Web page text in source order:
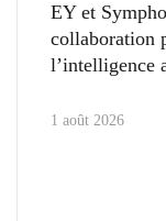
EY et
collaboration
l’intelligence
1 août 2026